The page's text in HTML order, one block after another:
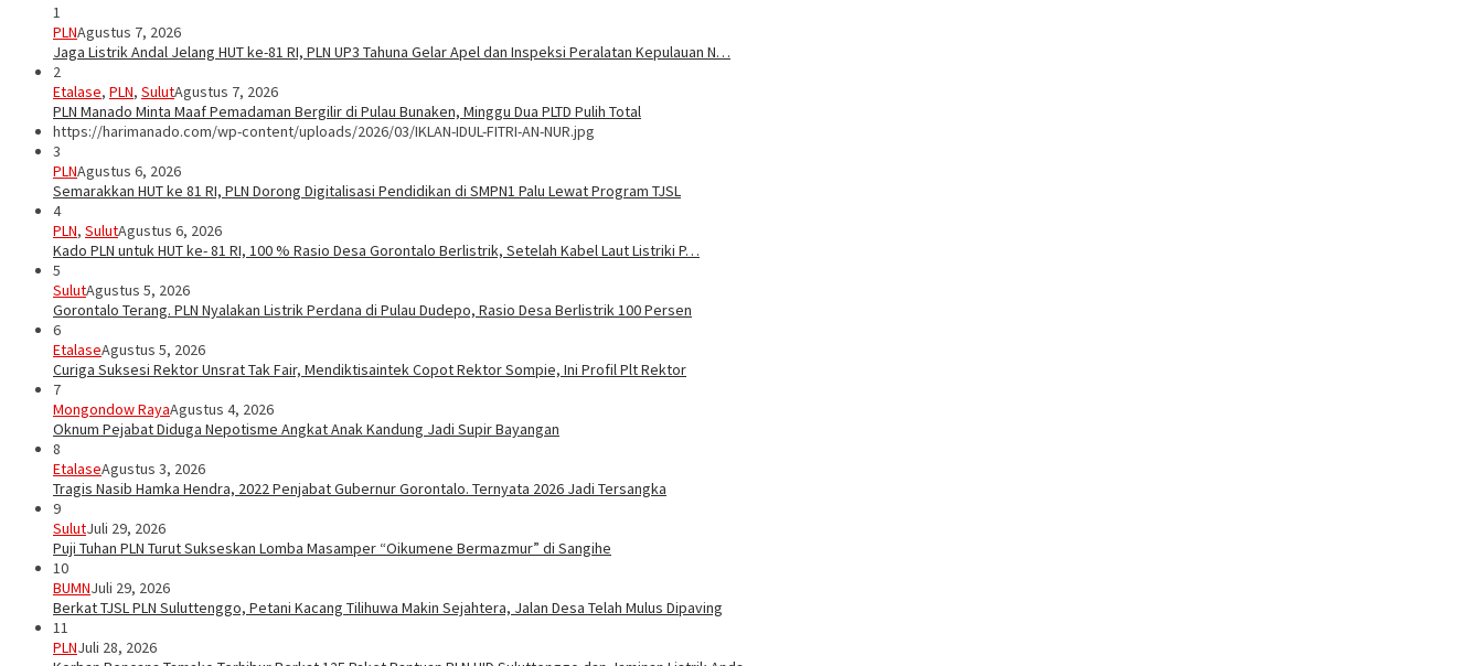
1
PLNAgustus 7, 2026
Jaga Listrik Andal Jelang HUT ke-81 RI, PLN UP3 Tahuna Gelar Apel dan Inspeksi Peralatan Kepulauan N…
2
Etalase, PLN, SulutAgustus 7, 2026
PLN Manado Minta Maaf Pemadaman Bergilir di Pulau Bunaken, Minggu Dua PLTD Pulih Total
https://harimanado.com/wp-content/uploads/2026/03/IKLAN-IDUL-FITRI-AN-NUR.jpg
3
PLNAgustus 6, 2026
Semarakkan HUT ke 81 RI, PLN Dorong Digitalisasi Pendidikan di SMPN1 Palu Lewat Program TJSL
4
PLN, SulutAgustus 6, 2026
Kado PLN untuk HUT ke- 81 RI, 100 % Rasio Desa Gorontalo Berlistrik, Setelah Kabel Laut Listriki P…
5
SulutAgustus 5, 2026
Gorontalo Terang. PLN Nyalakan Listrik Perdana di Pulau Dudepo, Rasio Desa Berlistrik 100 Persen
6
EtalaseAgustus 5, 2026
Curiga Suksesi Rektor Unsrat Tak Fair, Mendiktisaintek Copot Rektor Sompie, Ini Profil Plt Rektor
7
Mongondow RayaAgustus 4, 2026
Oknum Pejabat Diduga Nepotisme Angkat Anak Kandung Jadi Supir Bayangan
8
EtalaseAgustus 3, 2026
Tragis Nasib Hamka Hendra, 2022 Penjabat Gubernur Gorontalo. Ternyata 2026 Jadi Tersangka
9
SulutJuli 29, 2026
Puji Tuhan PLN Turut Sukseskan Lomba Masamper “Oikumene Bermazmur” di Sangihe
10
BUMNJuli 29, 2026
Berkat TJSL PLN Suluttenggo, Petani Kacang Tilihuwa Makin Sejahtera, Jalan Desa Telah Mulus Dipaving
11
PLNJuli 28, 2026